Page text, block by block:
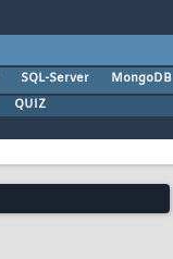
SQL-Server
MongoDB
QUIZ